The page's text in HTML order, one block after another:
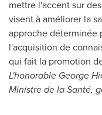
mettre l'accent sur
visent à améliorer la
approche déterminée
l'acquisition de
qui fait la promotion
L'honorable George
Ministre de la Santé,